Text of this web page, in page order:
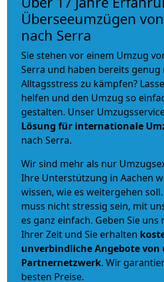
Überseeumzügen
nach Serra
Sie stehen vor einem Umzug
Serra und haben bereits
Alltagsstress zu kämpfen?
helfen und den Umzug so
gestalten. Unser
Lösung für internationale
nach Serra.
Wir sind mehr als nur
Ihre Unterstützung in Aachen
wissen, wie es weitergehen
muss nicht stressig sein, mit
es ganz einfach. Geben Sie
Ihrer Zeit und Sie erhalten
unverbindlicheAngebote von
Partnernetzwerk. Wir
besten Preise.